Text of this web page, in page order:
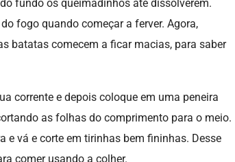
fundo os queimadinhos até dissolverem.
fogo quando começar a ferver. Agora,
batatas comecem a ficar macias, para saber
corrente e depois coloque em uma peneira
as folhas do comprimento para o meio.
vá e corte em tirinhas bem fininhas. Desse
comer usando a colher.